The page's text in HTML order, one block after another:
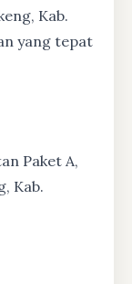
Kab.
yang tepat
Paket A,
Kab.